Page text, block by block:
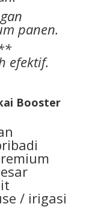
panen.
efektif.
Booster
/ irigasi